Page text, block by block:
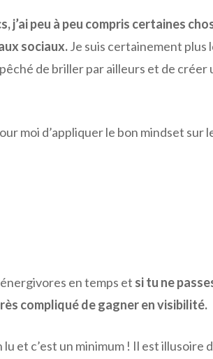
j’ai peu à peu compris certaines
sociaux.Je suis certainement plus
de briller par ailleurs et de
moi d’appliquer le bon mindset sur
en temps et si tu ne
compliqué de gagner en visibilité.
lu et c’est un minimum ! Il est